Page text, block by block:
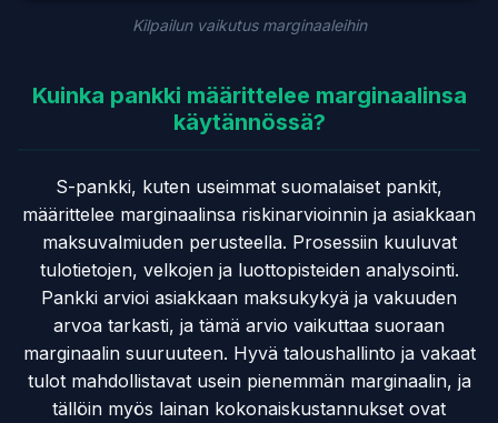
Kilpailun vaikutus marginaaleihin
Kuinka pankki määrittelee marginaalinsa
käytännössä?
S-pankki, kuten useimmat suomalaiset pankit,
määrittelee marginaalinsa riskinarvioinnin ja asiakkaan
maksuvalmiuden perusteella. Prosessiin kuuluvat
tulotietojen, velkojen ja luottopisteiden analysointi.
Pankki arvioi asiakkaan maksukykyä ja vakuuden
arvoa tarkasti, ja tämä arvio vaikuttaa suoraan
marginaalin suuruuteen. Hyvä taloushallinto ja vakaat
tulot mahdollistavat usein pienemmän marginaalin, ja
tällöin myös lainan kokonaiskustannukset ovat